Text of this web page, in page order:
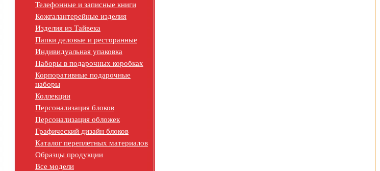
Телефонные и записные книги
Кожгалантерейные изделия
Изделия из Тайвека
Папки деловые и ресторанные
Индивидуальная упаковка
Наборы в подарочных коробках
Корпоративные подарочные
наборы
Коллекции
Персонализация блоков
Персонализация обложек
Графический дизайн блоков
Каталог переплетных материалов
Образцы продукции
Все модели